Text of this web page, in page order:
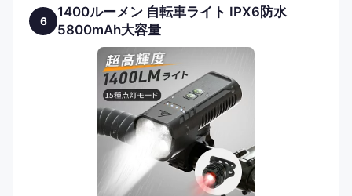
6
1400ルーメン 自転車ライト IPX6防水
5800mAh大容量